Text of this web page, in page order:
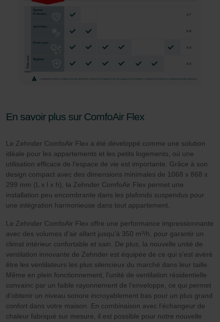
les cookies déjà enregistrés via un navigateur Web ou
être réalisée à partir de n’importe quel navigateur Web
usuel. Si l’utilisateur concerné désactive l’enregistrement
des cookies au sein du navigateur Web utilisé, il se peut
que les fonctionnalités de notre site Web ne soient plus
disponibles dans leur intégralité.
connaissance de notre politique relative aux cookies.
Datenschutzerklärung der Zehnder Group
Zehnder Group AG: Data Privacy
Zehnder Group België nv/sa: Déclarations de confidentialité
Zehnder Group Czech Republic s.r.o.: Zásady ochrany
osobních údajů
Zehnder Group Ibérica SAU: Política de privacidad
Zehnder Group Italia S.r.l.: Privacy
Zehnder Group İç Mekan İklimlendirme Sanayi ve Ticaret
Limitet Şirketi: Web Sitesi Çerezleri
Zehnder Group Nederland bv: Privacyverklaringen
Zehnder Group Sales International: Privacy Policy
Zehnder Group Schweiz AG: Datenschutz
Zehnder Polska Sp. z o.o.: Oświadczenie o ochronie
danych Zehnder
En savoir plus sur ComfoAir Flex
Le Zehnder ComfoAir Flex a été développé comme une solution
idéale pour les appartements et les petits logements, où une
utilisation efficace de l'espace de vie est importante. Grâce à son
design compact avec des dimensions minimales de 1068 x 868 x
299 mm (L x l x h), la Zehnder ComfoAir Flex permet une
installation peu encombrante dans les plafonds suspendus pour
une intégration harmonieuse dans tout appartement.
Le Zehnder ComfoAir Flex offre une performance impressionnante
avec des volumes d'air allant jusqu'à 350 m³/h, pour garantir un
climat intérieur confortable et sain. De plus, la nouvelle unité de
ventilation innovante de Zehnder est équipée de ce qui s'est avéré
être les ventilateurs les plus silencieux du marché dans leur taille.
Même en plein fonctionnement, l'unité de ventilation résidentielle
convainc par un faible rayonnement de l'enveloppe, ce qui permet
d'obtenir un niveau sonore incroyablement bas pour un plus grand
confort dans votre maison. En combinaison avec l'échangeur de
chaleur fabriqué sur mesure, il est possible pour notre nouvelle